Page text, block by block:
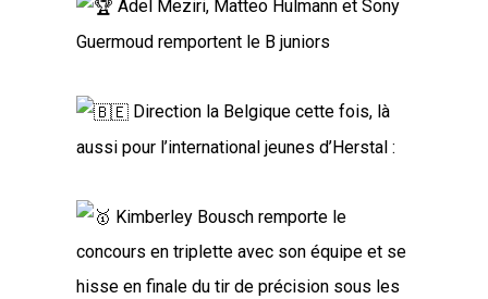
Adel Meziri, Matteo Hulmann et Sony
Guermoud remportent le B juniors
Direction la Belgique cette fois, là
aussi pour l’international jeunes d’Herstal :
Kimberley Bousch remporte le
concours en triplette avec son équipe et se
hisse en finale du tir de précision sous les